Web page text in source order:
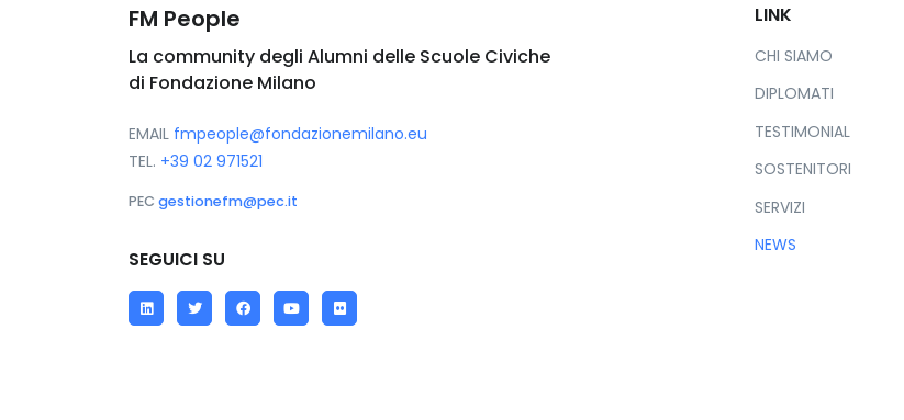
LINK
CHI SIAMO
DIPLOMATI
TESTIMONIAL
SOSTENITORI
SERVIZI
NEWS
FM People
La community degli Alumni delle Scuole Civiche
di Fondazione Milano
EMAIL fmpeople@fondazionemilano.eu
TEL. +39 02 971521
PEC gestionefm@pec.it
SEGUICI SU
LinkedInTwitterFacebookYouTube
Flickr